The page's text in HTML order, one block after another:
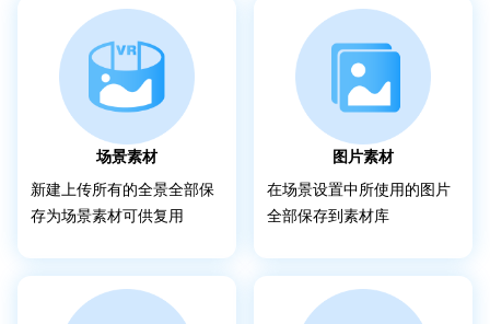
场景素材
新建上传所有的全景全部保
存为场景素材可供复用
图片素材
在场景设置中所使用的图片
全部保存到素材库